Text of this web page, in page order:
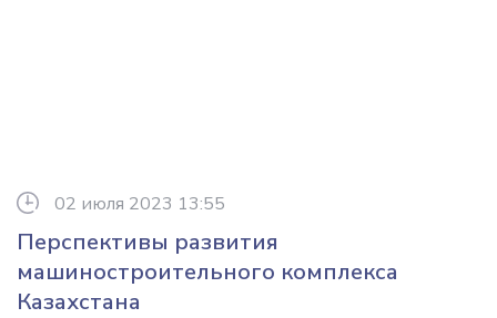
02 июля 2023 13:55
Перспективы развития
машиностроительного комплекса
Казахстана